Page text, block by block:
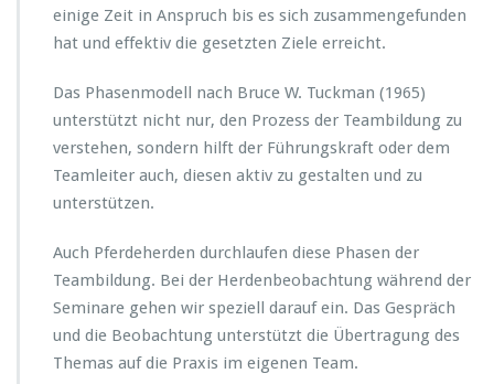
e
n
d
e
s
h
I
r
T
einige Zeit in Anspruch bis es sich zusammengefunden
hat und effektiv die gesetzten Ziele erreicht.
Das Phasenmodell nach Bruce W. Tuckman (1965)
unterstützt nicht nur, den Prozess der Teambildung zu
verstehen, sondern hilft der Führungskraft oder dem
Teamleiter auch, diesen aktiv zu gestalten und zu
unterstützen.
Auch Pferdeherden durchlaufen diese Phasen der
Teambildung. Bei der Herdenbeobachtung während der
Seminare gehen wir speziell darauf ein. Das Gespräch
und die Beobachtung unterstützt die Übertragung des
Themas auf die Praxis im eigenen Team.